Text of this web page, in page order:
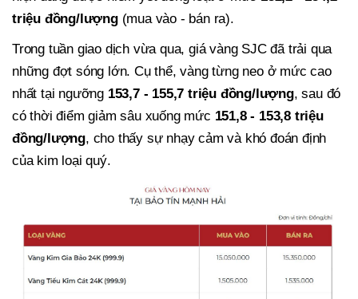
triệu đồng/lượng (mua vào - bán ra).
Trong tuần giao dịch vừa qua, giá vàng SJC đã trải qua
những đợt sóng lớn. Cụ thể, vàng từng neo ở mức cao
nhất tại ngưỡng 153,7 - 155,7 triệu đồng/lượng, sau đó
có thời điểm giảm sâu xuống mức 151,8 - 153,8 triệu
đồng/lượng, cho thấy sự nhạy cảm và khó đoán định
của kim loại quý.